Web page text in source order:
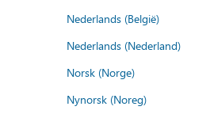
Nederlands (België)
Nederlands (Nederland)
Norsk (Norge)
Nynorsk (Noreg)